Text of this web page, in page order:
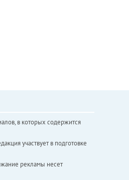
в которых содержится
участвует в подготовке
рекламы несет